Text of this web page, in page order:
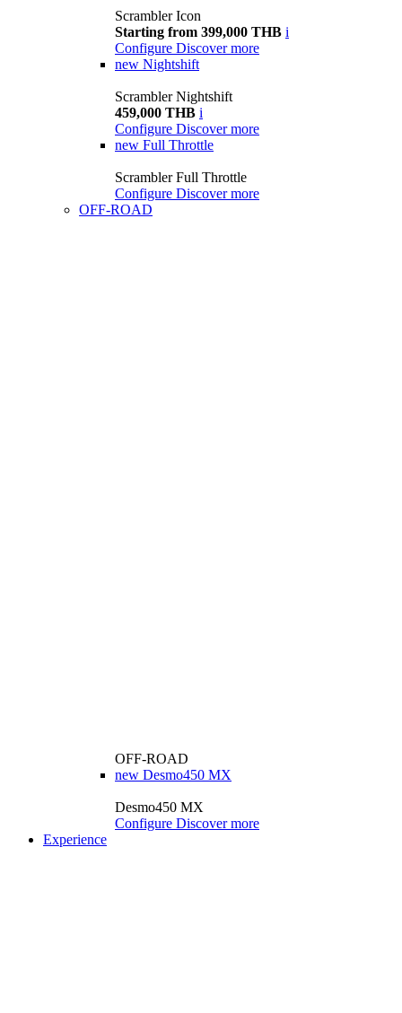
Scrambler Icon
Starting from 399,000 THB i
Configure Discover more
new Nightshift
Scrambler Nightshift
459,000 THB i
Configure Discover more
new Full Throttle
Scrambler Full Throttle
Configure Discover more
OFF-ROAD
OFF-ROAD
new Desmo450 MX
Desmo450 MX
Configure Discover more
Experience